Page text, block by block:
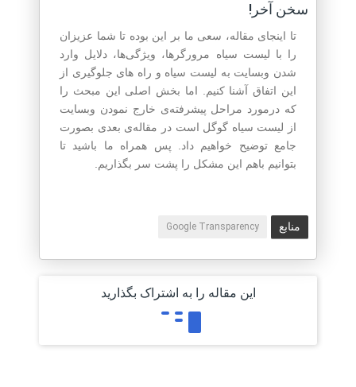
سخن آخر!
تا اینجای مقاله، سعی ما بر این بوده تا شما عزیزان
را با لیست سیاه مرورگرها، ویژگی‌ها، دلایل وارد
شدن وبسایت به لیست سیاه و راه های جلوگیری از
این اتفاق آشنا کنیم. اما بخش اصلی این مبحث را
که درمورد مراحل پیشرفته‌ی خارج نمودن وبسایت
از لیست سیاه گوگل است در مقاله‌ی بعدی بصورت
جامع توضیح خواهیم داد. پس همراه ما باشید تا
بتوانیم باهم این مشکل را پشت سر بگذاریم.
منابع Google Transparency
این مقاله را به اشتراک بگذارید